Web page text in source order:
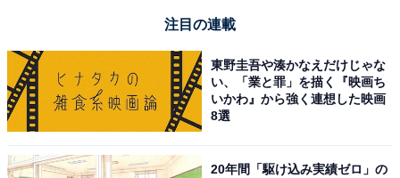
注目の連載
東野圭吾や湊かなえだけじゃな
い、「業と罪」を描く『映画ち
いかわ』から強く連想した映画
8選
20年間「駆け込み実績ゼロ」の